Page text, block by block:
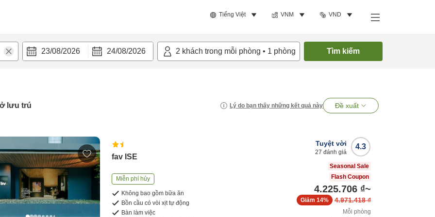
Tiếng Việt VNM VND
23/08/2026 24/08/2026 2 khách trong mỗi phòng • 1 phòng Tìm kiếm
lưu trú Lý do bạn thấy những kết quả này Đề xuất
fav ISE
Miễn phí hủy
Không bao gồm bữa ăn
Bồn cầu có vòi xịt tự động
Bàn làm việc
4.3
Tuyệt vời
27 đánh giá
Seasonal Sale
Flash Coupon
4.225.706 ₫~
4.971.418 ₫
Giảm 14%
Mỗi phòng